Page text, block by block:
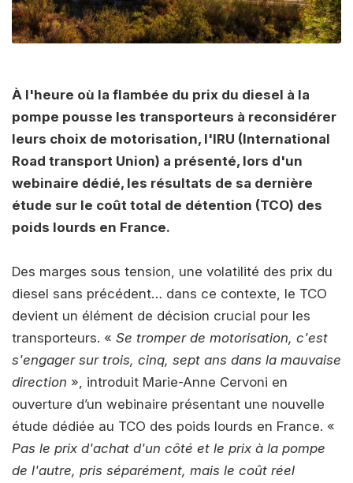
À l'heure où la flambée du prix du diesel à la
pompe pousse les transporteurs à reconsidérer
leurs choix de motorisation, l'IRU (International
Road transport Union) a présenté, lors d'un
webinaire dédié, les résultats de sa dernière
étude sur le coût total de détention (TCO) des
poids lourds en France.
Des marges sous tension, une volatilité des prix du
diesel sans précédent… dans ce contexte, le TCO
devient un élément de décision crucial pour les
transporteurs. « Se tromper de motorisation, c'est
s'engager sur trois, cinq, sept ans dans la mauvaise
direction », introduit Marie-Anne Cervoni en
ouverture d’un webinaire présentant une nouvelle
étude dédiée au TCO des poids lourds en France. «
Pas le prix d'achat d'un côté et le prix à la pompe
de l'autre, pris séparément, mais le coût réel